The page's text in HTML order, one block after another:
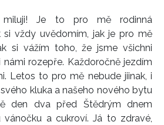
miluji! Je to pro mě rodinná
si vždy uvědomím, jak je pro mě
si vážím toho, že jsme všichni
rozepře. Každoročně jezdím
Letos to pro mě nebude jiinak, i
kluka a našeho nového bytu
den dva před Štědrým dnem
a cukroví. Já to zdravé,